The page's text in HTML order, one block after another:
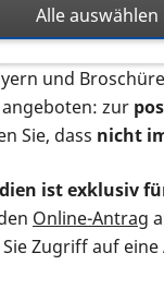
sämtliches
und
zur
Sie, dass nicht
ist exklusiv
Online-Antrag
Zugriff auf
Alle auswählen